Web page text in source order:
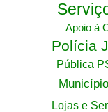
Apoio à
Polícia
Pública
Lojas e